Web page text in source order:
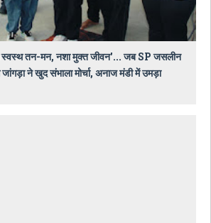
स्वस्थ तन-मन, नशा मुक्त जीवन'... जब SP जसलीन
ने खुद संभाला मोर्चा, अनाज मंडी में उमड़ा